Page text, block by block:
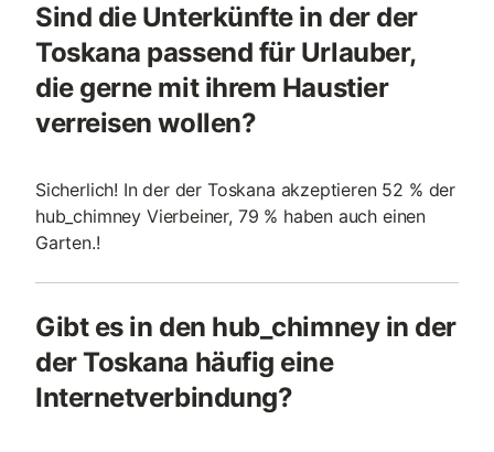
Sind die Unterkünfte in der der
Toskana passend für Urlauber,
die gerne mit ihrem Haustier
verreisen wollen?
Sicherlich! In der der Toskana akzeptieren 52 % der
hub_chimney Vierbeiner, 79 % haben auch einen
Garten.!
Gibt es in den hub_chimney in der
der Toskana häufig eine
Internetverbindung?